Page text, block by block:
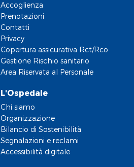
Accoglienza
Prenotazioni
Contatti
Privacy
Copertura assicurativa Rct/Rco
Gestione Rischio sanitario
Area Riservata al Personale
L'Ospedale
Chi siamo
Organizzazione
Bilancio di Sostenibilità
Segnalazioni e reclami
Accessibilità digitale